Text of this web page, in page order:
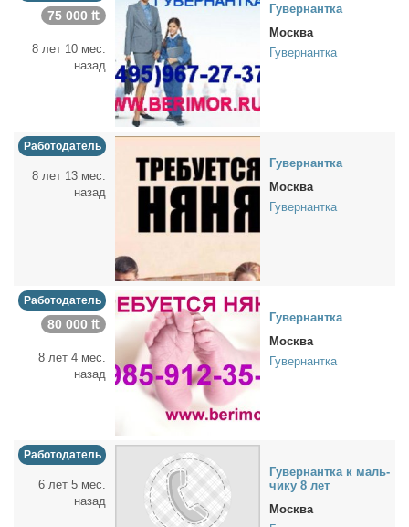
75 000 ₶
8 лет 10 мес.
назад
Гу­вер­нант­ка
Москва
Гувернантка
Работодатель
8 лет 13 мес.
назад
Гу­вер­нант­ка
Москва
Гувернантка
Работодатель
80 000 ₶
8 лет 4 мес.
назад
Гу­вер­нант­ка
Москва
Гувернантка
Работодатель
6 лет 5 мес.
назад
Гу­вер­нант­ка к маль­
чи­ку 8 лет
Москва